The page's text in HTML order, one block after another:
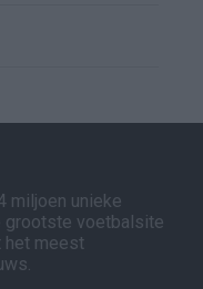
miljoen unieke
grootste voetbalsite
het meest